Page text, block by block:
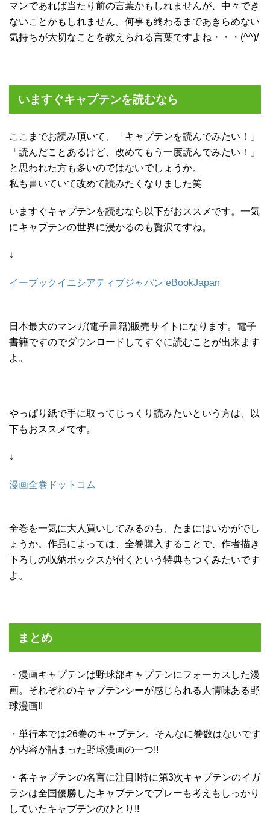
マンであれば当たり前の言葉かもしれませんが、中々でき
ないことかもしれません。何事も終わるまであきらめない
気持ちが大切なことを教えられる言葉ですよね・・・(^^)/
いますぐキャプテンを読むなら
ここまでお読み頂いて、「キャプテンを読んでみたい！」
「読んだことあるけど、改めてもう一度読んでみたい！」
と思われた方も多いのではないでしょうか。
私も書いていて改めて読みたくなりました笑
いますぐキャプテンを読むなら以下がおススメです。一気
にキャプテンの世界に浸かるのも贅沢ですね。
↓
イーブックイニシアティブジャパン eBookJapan
日本最大のマンガ(電子書籍)販売サイトになります。電子
書籍ですのでダウンロードしてすぐに読むことが出来ます
よ。
やっぱり紙で手に取ってじっくり読みたいという方は、以
下もおススメです。
↓
漫画全巻ドットコム
全巻を一気に大人買いしてみるのも、たまにはいかがでし
ょうか。作品によっては、全巻購入することで、作者描き
下ろしの収納ボックスが付くという特典もつくみたいです
よ。
まとめ
・漫画キャプテンは野球部キャプテンにフォーカスした漫
画。それぞれのキャプテンシーが感じられる人情味ある野
球漫画!!
・単行本では26巻のキャプテン。そんなに巻数はないです
が内容が詰まった野球漫画の一つ!!
・各キャプテンの名言に注目!!特に第3次キャプテンのイガ
ラシは全国優勝したキャプテンでプレーも考えもしっかり
していたキャプテンのひとり!!